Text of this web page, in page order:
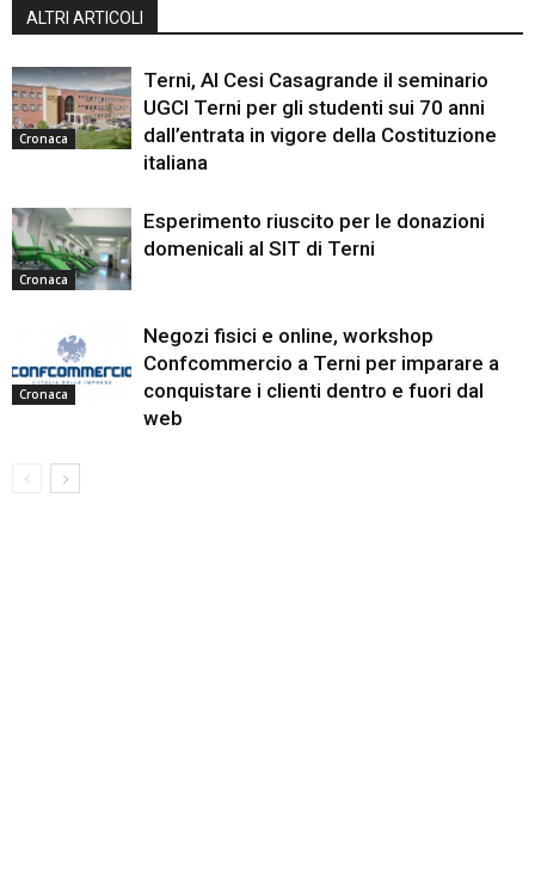
ALTRI ARTICOLI
Cronaca
Terni, Al Cesi Casagrande il seminario
UGCI Terni per gli studenti sui 70 anni
dall’entrata in vigore della Costituzione
italiana
Cronaca
Esperimento riuscito per le donazioni
domenicali al SIT di Terni
Cronaca
Negozi fisici e online, workshop
Confcommercio a Terni per imparare a
conquistare i clienti dentro e fuori dal
web